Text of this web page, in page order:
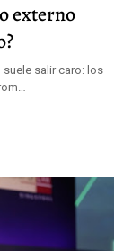
externo
salir caro: los